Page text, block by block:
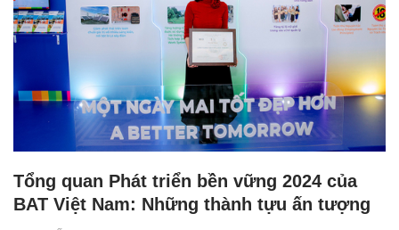
Tổng quan Phát triển bền vững 2024 của
BAT Việt Nam: Những thành tựu ấn tượng